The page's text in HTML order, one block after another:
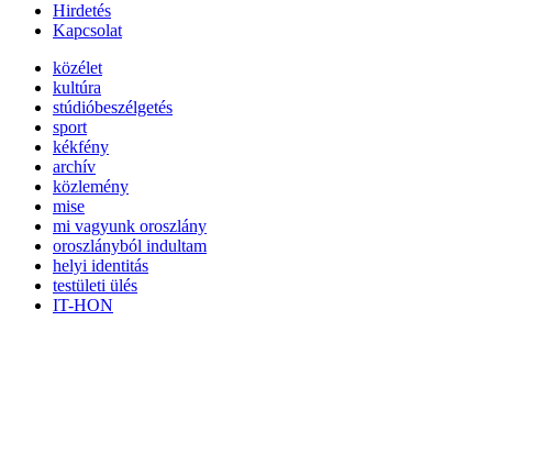
Hirdetés
Kapcsolat
közélet
kultúra
stúdióbeszélgetés
sport
kékfény
archív
közlemény
mise
mi vagyunk oroszlány
oroszlányból indultam
helyi identitás
testületi ülés
IT-HON